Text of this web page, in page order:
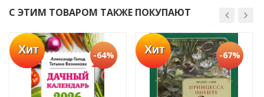
С ЭТИМ ТОВАРОМ ТАКЖЕ ПОКУПАЮТ
Хит -64% Хит -67%